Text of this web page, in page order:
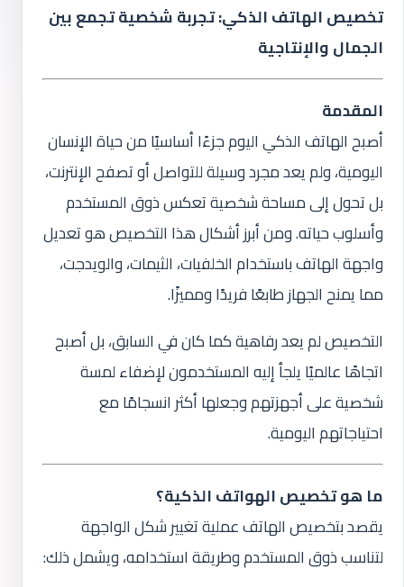
تخصيص الهاتف الذكي: تجربة شخصية تجمع بين
الجمال والإنتاجية
المقدمة
أصبح الهاتف الذكي اليوم جزءًا أساسيًا من حياة الإنسان
اليومية، ولم يعد مجرد وسيلة للتواصل أو تصفح الإنترنت،
بل تحول إلى مساحة شخصية تعكس ذوق المستخدم
وأسلوب حياته. ومن أبرز أشكال هذا التخصيص هو تعديل
واجهة الهاتف باستخدام الخلفيات، الثيمات، والويدجت،
مما يمنح الجهاز طابعًا فريدًا ومميزًا.
التخصيص لم يعد رفاهية كما كان في السابق، بل أصبح
اتجاهًا عالميًا يلجأ إليه المستخدمون لإضفاء لمسة
شخصية على أجهزتهم وجعلها أكثر انسجامًا مع
احتياجاتهم اليومية.
ما هو تخصيص الهواتف الذكية؟
يقصد بتخصيص الهاتف عملية تغيير شكل الواجهة
لتناسب ذوق المستخدم وطريقة استخدامه، ويشمل ذلك: